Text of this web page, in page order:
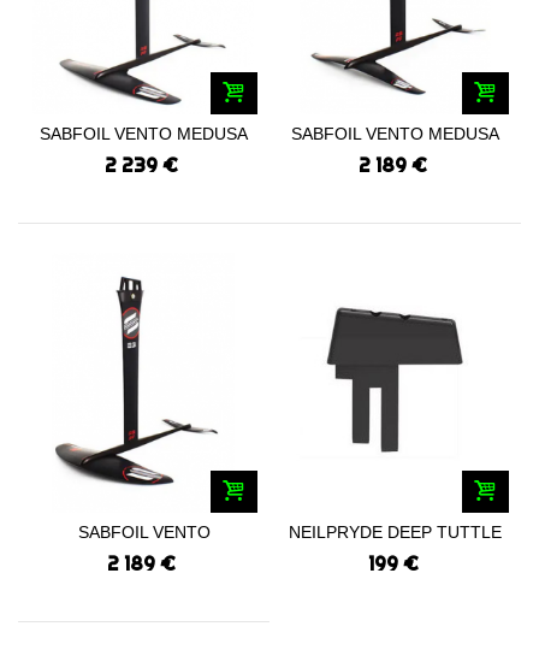
SABFOIL VENTO MEDUSA
PRO 899-430/93
2 239 €
SABFOIL VENTO MEDUSA
PRO 769-375/83
2 189 €
SABFOIL VENTO
TORTUGA 790-430/83
2 189 €
NEILPRYDE DEEP TUTTLE
ADAPTER
199 €